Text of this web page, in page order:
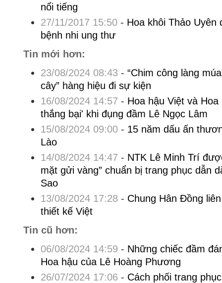
nổi tiếng
27/11/2017 15:50- Hoa khôi Thảo Uyên
bệnh nhi ung thư
Tin mới hơn:
23/08/2024 08:43 - “Chim công làng
cây” hàng hiệu đi sự kiện
16/08/2024 14:57 - Hoa hậu Việt và
thắng bại' khi đụng đầm Lê Ngọc Lâm
15/08/2024 09:00- 15 năm dấu ấn
Lào
14/08/2024 14:47 - NTK Lê Minh Trí
mặt gửi vàng” chuẩn bị trang phục dẫn
Sao
13/08/2024 17:28 - Chung Hân Đồng
thiết kế Việt
Tin cũ hơn:
06/08/2024 14:59 - Những chiếc đầm
Hoa hậu của Lê Hoàng Phương
26/07/2024 17:06 - Cách phối trang